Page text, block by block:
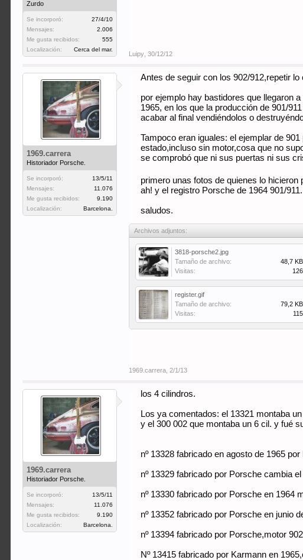
Zurdo
Se incorporó:
27/4/10
Mensajes:
2.006
Me gusta recibidos:
555
Localización:
Cerca del mar.
Luipy 30/12/12
1969.carrera
Historiador Porsche.
Se incorporó:
13/5/11
Mensajes:
11.076
Me gusta recibidos:
9.190
Localización:
Barcelona.
Antes de seguir con los 902/912,repetir
por ejemplo hay bastidores que llegaron
1965, en los que la producción de 901/
acabar al final vendiéndolos o
Tampoco eran iguales: el ejemplar de
estado,incluso sin motor,cosa que no
se comprobó que ni sus puertas ni sus
primero unas fotos de quienes lo
ah! y el registro Porsche de 1964 901/911.
saludos.
Archivos adjuntos:
3818-porsche2.jpg
Tamaño de archivo:
48,7 KB
Visitas:
126
register.gif
Tamaño de archivo:
79,2 KB
Visitas:
115
1969.carrera 2/1/13
1969.carrera
Historiador Porsche.
Se incorporó:
13/5/11
Mensajes:
11.076
Me gusta recibidos:
9.190
Localización:
Barcelona.
los 4 cilindros.
Los ya comentados: el 13321 montaba
y el 300 002 que montaba un 6 cil. y fué
nº 13328 fabricado en agosto de 1965
nº 13329 fabricado por Porsche cambia
nº 13330 fabricado por Porsche en 1964
nº 13352 fabricado por Porsche en junio
nº 13394 fabricado por Porsche,motor
Nº 13415 fabricado por Karmann en